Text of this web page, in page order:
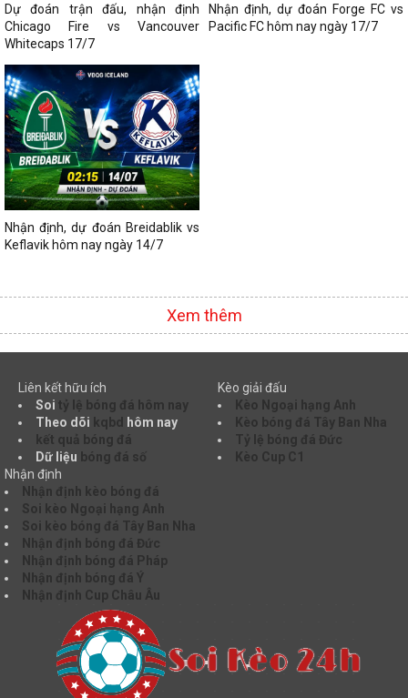
Dự đoán trận đấu, nhận định
Chicago Fire vs Vancouver
Whitecaps 17/7
Nhận định, dự đoán Forge FC vs
Pacific FC hôm nay ngày 17/7
Nhận định, dự đoán Breidablik vs
Keflavik hôm nay ngày 14/7
Xem thêm
Liên kết hữu ích
Soi tỷ lệ bóng đá hôm nay
Theo dõi kqbd hôm nay
kết quả bóng đá
Dữ liệu bóng đá số
Kèo giải đấu
Kèo Ngoại hạng Anh
Kèo bóng đá Tây Ban Nha
Tỷ lệ bóng đá Đức
Kèo Cup C1
Nhận định
Nhận định kèo bóng đá
Soi kèo Ngoại hạng Anh
Soi kèo bóng đá Tây Ban Nha
Nhận định bóng đá Đức
Nhận định bóng đá Pháp
Nhận định bóng đá Ý
Nhận định Cup Châu Âu